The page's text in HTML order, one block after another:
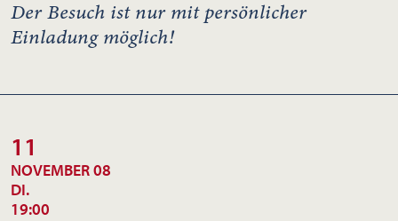
Der Besuch ist nur mit persönlicher
Einladung möglich!
11
NOVEMBER 08
DI.
19:00